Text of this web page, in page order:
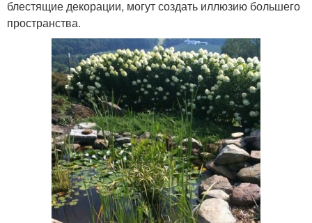
блестящие декорации, могут создать иллюзию большего
пространства.